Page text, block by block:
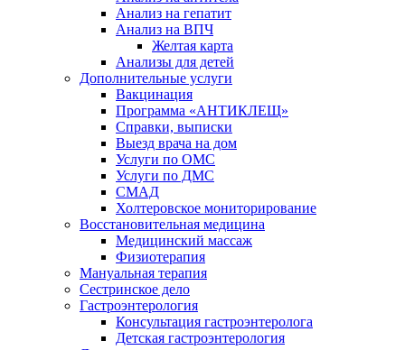
Анализ на гепатит
Анализ на ВПЧ
Желтая карта
Анализы для детей
Дополнительные услуги
Вакцинация
Программа «АНТИКЛЕЩ»
Справки, выписки
Выезд врача на дом
Услуги по ОМС
Услуги по ДМС
СМАД
Холтеровское мониторирование
Восстановительная медицина
Медицинский массаж
Физиотерапия
Мануальная терапия
Сестринское дело
Гастроэнтерология
Консультация гастроэнтеролога
Детская гастроэнтерология